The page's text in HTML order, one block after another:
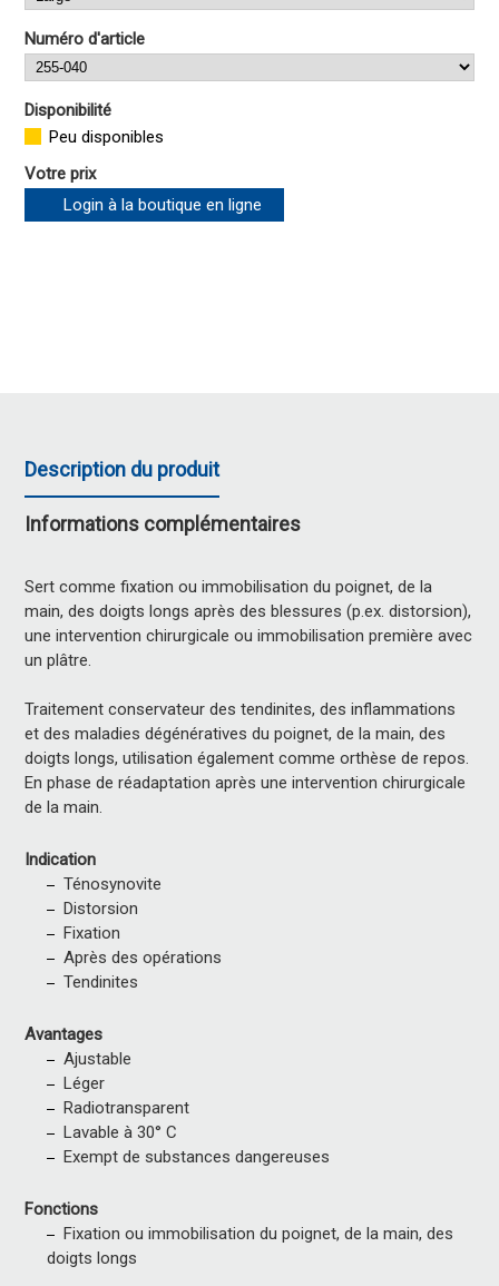
Numéro d'article
Disponibilité
Peu disponibles
Votre prix
Login à la boutique en ligne
Description du produit
Informations complémentaires
Sert comme fixation ou immobilisation du poignet, de la
main, des doigts longs après des blessures (p.ex. distorsion),
une intervention chirurgicale ou immobilisation première avec
un plâtre.
Traitement conservateur des tendinites, des inflammations
et des maladies dégénératives du poignet, de la main, des
doigts longs, utilisation également comme orthèse de repos.
En phase de réadaptation après une intervention chirurgicale
de la main.
Indication
Ténosynovite
Distorsion
Fixation
Après des opérations
Tendinites
Avantages
Ajustable
Léger
Radiotransparent
Lavable à 30° C
Exempt de substances dangereuses
Fonctions
Fixation ou immobilisation du poignet, de la main, des
doigts longs